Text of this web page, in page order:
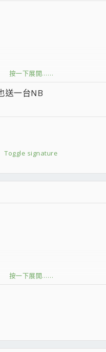
按一下展開……
送一台NB
Toggle signature
按一下展開……